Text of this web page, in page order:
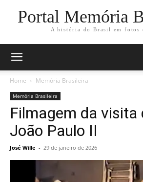
Portal Memória
A história do Brasil em fotos
Home Memória Brasileira
Memória Brasileira
Filmagem da visita
João Paulo II
José Wille - 29 de janeiro de 2026